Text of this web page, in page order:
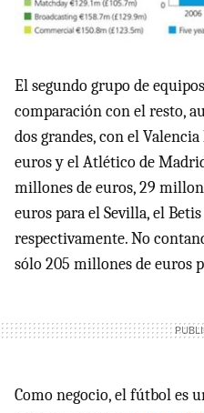
El segundo grupo de
comparación con el resto,
dos grandes, con el
euros y el Atlético de
millones de euros, 29
euros para el Sevilla, el
respectivamente. No
sólo 205 millones de euros
Como negocio, el fútbol es